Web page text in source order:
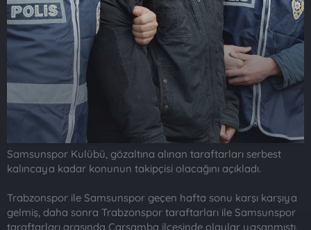
a
t
a
n
r
i
h
Samsunspor Kulübü, gözaltına alınan taraftarları serbest
kalıncaya kadar konunun takipçisi olacağını açıkladı.
Trabzonspor ile Samsunspor geçen hafta sonu karşı karşıya
gelmiş, daha sonra Trabzonspor taraftarları ile Samsunspor
taraftarları arasında Çarşamba ilçesinde olaylar yaşanmıştı.